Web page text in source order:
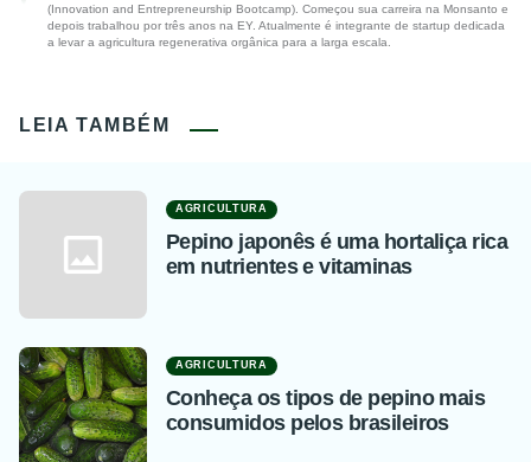
(Innovation and Entrepreneurship Bootcamp). Começou sua carreira na Monsanto e
depois trabalhou por três anos na EY. Atualmente é integrante de startup dedicada
a levar a agricultura regenerativa orgânica para a larga escala.
LEIA TAMBÉM
AGRICULTURA
Pepino japonês é uma hortaliça rica
em nutrientes e vitaminas
AGRICULTURA
Conheça os tipos de pepino mais
consumidos pelos brasileiros